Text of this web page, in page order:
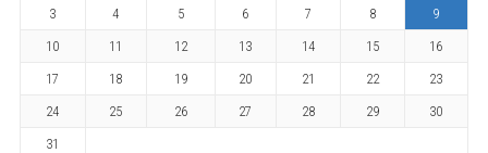
3
4 5 6 7 8
9
10
11 12 13 14 15
16
17
18 19 20 21 22
23
24
25 26 27 28 29
30
31